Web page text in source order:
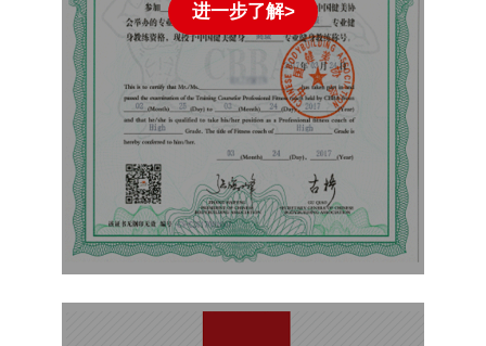
进一步了解>